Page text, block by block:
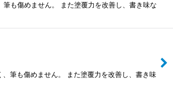
も傷めません。 また塗覆力を改善し、書き味な
筆も傷めません。 また塗覆力を改善し、書き味